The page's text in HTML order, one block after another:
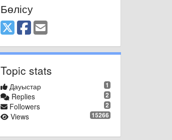
Бөлісу
Topic stats
1
Дауыстар
2
Replies
2
Followers
15266
Views